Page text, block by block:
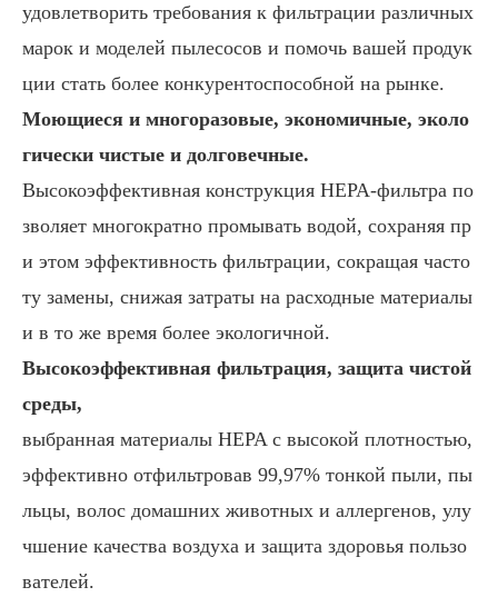
удовлетворить требования к фильтрации различных
марок и моделей пылесосов и помочь вашей продук
ции стать более конкурентоспособной на рынке.
Моющиеся и многоразовые, экономичные, эколо
гически чистые и долговечные.
Высокоэффективная конструкция HEPA-фильтра по
зволяет многократно промывать водой, сохраняя пр
и этом эффективность фильтрации, сокращая часто
ту замены, снижая затраты на расходные материалы
и в то же время более экологичной.
Высокоэффективная фильтрация, защита чистой
среды,
выбранная материалы HEPA с высокой плотностью,
эффективно отфильтровав 99,97% тонкой пыли, пы
льцы, волос домашних животных и аллергенов, улу
чшение качества воздуха и защита здоровья пользо
вателей.